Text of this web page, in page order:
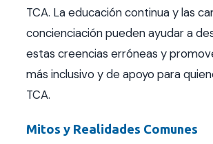
TCA. La educación continua y las
concienciación pueden ayudar a
estas creencias erróneas y
más inclusivo y de apoyo para
TCA.
Mitos y Realidades Comunes